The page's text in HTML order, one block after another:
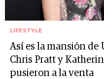
LIFESTYLE
Así es la mansión de
Chris Pratt y
pusieron a la venta